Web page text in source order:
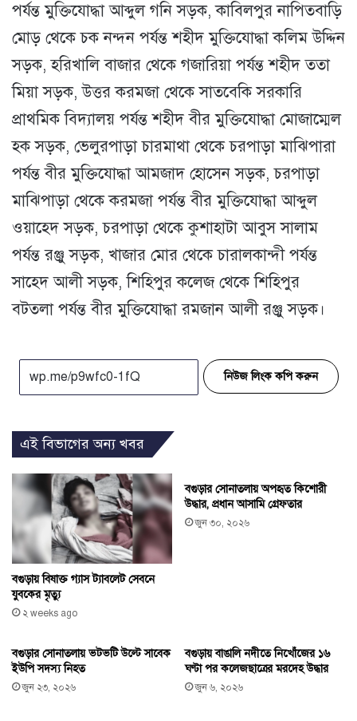
পর্যন্ত মুক্তিযোদ্ধা আব্দুল গনি সড়ক, কাবিলপুর নাপিতবাড়ি
মোড় থেকে চক নন্দন পর্যন্ত শহীদ মুক্তিযোদ্ধা কলিম উদ্দিন
সড়ক, হরিখালি বাজার থেকে গজারিয়া পর্যন্ত শহীদ ততা
মিয়া সড়ক, উত্তর করমজা থেকে সাতবেকি সরকারি
প্রাথমিক বিদ্যালয় পর্যন্ত শহীদ বীর মুক্তিযোদ্ধা মোজাম্মেল
হক সড়ক, ভেলুরপাড়া চারমাথা থেকে চরপাড়া মাঝিপারা
পর্যন্ত বীর মুক্তিযোদ্ধা আমজাদ হোসেন সড়ক, চরপাড়া
মাঝিপাড়া থেকে করমজা পর্যন্ত বীর মুক্তিযোদ্ধা আব্দুল
ওয়াহেদ সড়ক, চরপাড়া থেকে কুশাহাটা আবুস সালাম
পর্যন্ত রঞ্জু সড়ক, খাজার মোর থেকে চারালকান্দী পর্যন্ত
সাহেদ আলী সড়ক, শিহিপুর কলেজ থেকে শিহিপুর
বটতলা পর্যন্ত বীর মুক্তিযোদ্ধা রমজান আলী রঞ্জু সড়ক।
নিউজ লিংক কপি করুন
এই বিভাগের অন্য খবর
বগুড়ায় বিষাক্ত গ্যাস ট্যাবলেট সেবনে
যুবকের মৃত্যু
২ weeks ago
বগুড়ার সোনাতলায় অপহৃত কিশোরী
উদ্ধার, প্রধান আসামি গ্রেফতার
জুন ৩০, ২০২৬
বগুড়ার সোনাতলায় ভটভটি উল্টে সাবেক
ইউপি সদস্য নিহত
জুন ২৩, ২০২৬
বগুড়ায় বাঙালি নদীতে নিখোঁজের ১৬
ঘণ্টা পর কলেজছাত্রের মরদেহ উদ্ধার
জুন ৬, ২০২৬